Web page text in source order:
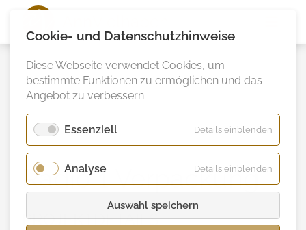
Radio 1 Verpackung
PROJEKTDETAILS
Cookie- und Datenschutzhinweise
Diese Webseite verwendet Cookies, um
bestimmte Funktionen zu ermöglichen und das
Angebot zu verbessern.
Essenziell Details einblenden
Analyse Details einblenden
Analyse
Auswahl speichern